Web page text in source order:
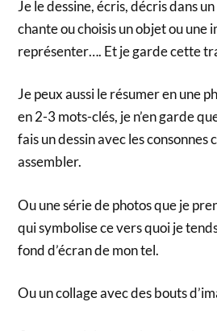
Je le dessine, écris, décris dans
chante ou choisis un objet ou une
représenter…. Et je garde cette
Je peux aussi le résumer en une
en 2-3 mots-clés, je n’en garde
fais un dessin avec les consonnes
assembler.
Ou une série de photos que je
qui symbolise ce vers quoi je
fond d’écran de mon tel.
Ou un collage avec des bouts